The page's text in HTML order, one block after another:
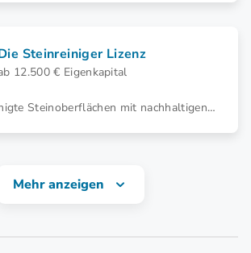
Steinreiniger Lizenz
12.500 € Eigenkapital
Steinoberflächen mit nachhaltigen
Mehr anzeigen